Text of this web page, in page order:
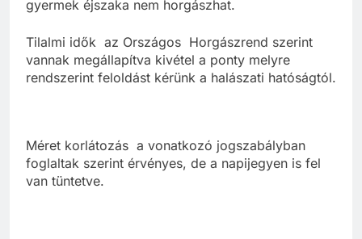
gyermek éjszaka nem horgászhat.
Tilalmi idők az Országos Horgászrend szerint
vannak megállapítva kivétel a ponty melyre
rendszerint feloldást kérünk a halászati hatóságtól.
Méret korlátozás a vonatkozó jogszabályban
foglaltak szerint érvényes, de a napijegyen is fel
van tüntetve.